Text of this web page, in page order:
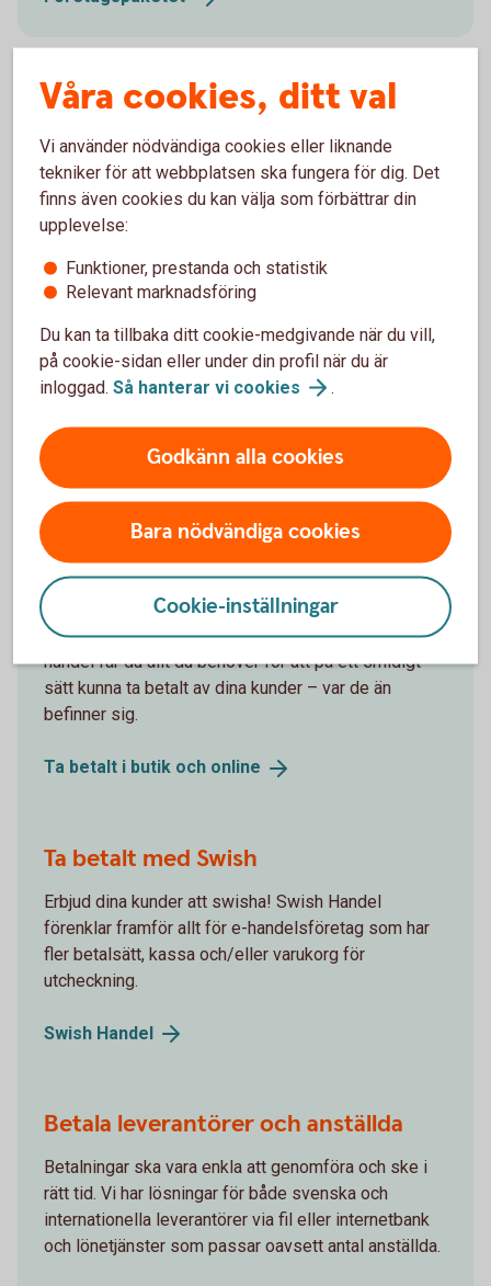
Fler tjänster
fler tjänster beroende på vad du och ditt företag
behöver. Med rätt konton, kort och smidiga sätt att
betala och ta betalt kan du fokusera på att driva
ditt företag.
Ta betalt av dina kunder
Med Swedbank Pays plattform för butik och e-
handel får du allt du behöver för att på ett smidigt
sätt kunna ta betalt av dina kunder – var de än
befinner sig.
Ta betalt i butik och online
Ta betalt med Swish
Erbjud dina kunder att swisha! Swish Handel
förenklar framför allt för e-handelsföretag som har
fler betalsätt, kassa och/eller varukorg för
utcheckning.
Swish Handel
Betala leverantörer och anställda
Betalningar ska vara enkla att genomföra och ske i
rätt tid. Vi har lösningar för både svenska och
internationella leverantörer via fil eller internetbank
och lönetjänster som passar oavsett antal anställda.
Våra cookies, ditt val
Vi använder nödvändiga cookies eller liknande
tekniker för att webbplatsen ska fungera för dig. Det
finns även cookies du kan välja som förbättrar din
upplevelse:
Funktioner, prestanda och statistik
Relevant marknadsföring
Du kan ta tillbaka ditt cookie-medgivande när du vill,
på cookie-sidan eller under din profil när du är
inloggad. Så hanterar vi cookies .
Godkänn alla cookies
Bara nödvändiga cookies
Cookie-inställningar